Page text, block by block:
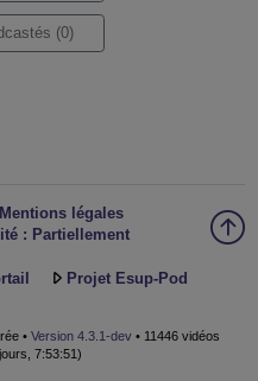
(0)
Mentions légales
: Partiellement
Projet Esup-Pod
• Version 4.3.1-dev • 11446 vidéos
7:53:51)